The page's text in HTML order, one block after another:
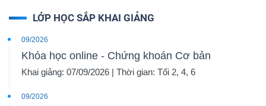
LỚP HỌC SẮP KHAI GIẢNG
09/2026
Khóa học online - Chứng khoán Cơ bản
Khai giảng: 07/09/2026 | Thời gian: Tối 2, 4, 6
09/2026